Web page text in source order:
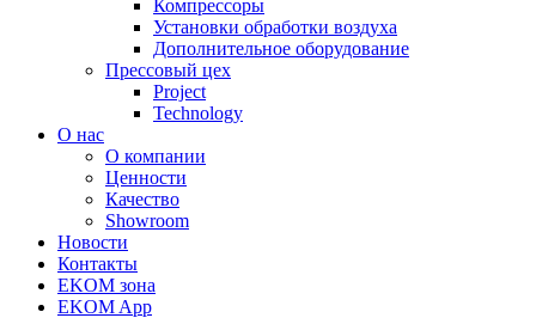
Компрессоры
Установки обработки воздуха
Дополнительное оборудование
Прессовый цех
Project
Technology
О нас
О компании
Ценности
Качество
Showroom
Новости
Контакты
EKOM зона
EKOM App